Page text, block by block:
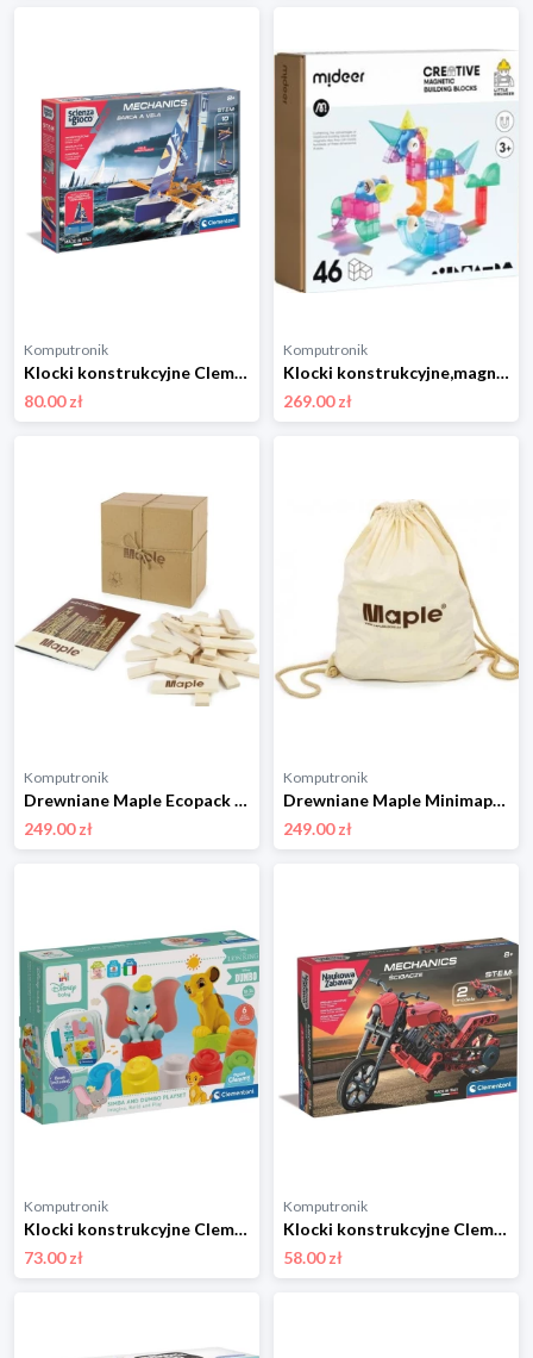
Komputronik
Klocki konstrukcyjne Clementoni Laboratorium Mechaniki Pływający Trimaran 50698
80.00 zł
Komputronik
Klocki konstrukcyjne,magnetyczne Mideer Magnetyczne 3D 46el. MD1407
269.00 zł
Komputronik
Drewniane Maple Ecopack 300 szt ECO300
249.00 zł
Komputronik
Drewniane Maple Minimaple 500 szt MM500
249.00 zł
Komputronik
Klocki konstrukcyjne Clementoni Disney Baby Clemmy SoftClassic 17817
73.00 zł
Komputronik
Klocki konstrukcyjne Clementoni Naukowa zabawa Laboratorium mechaniki Ścigacze 50789
58.00 zł